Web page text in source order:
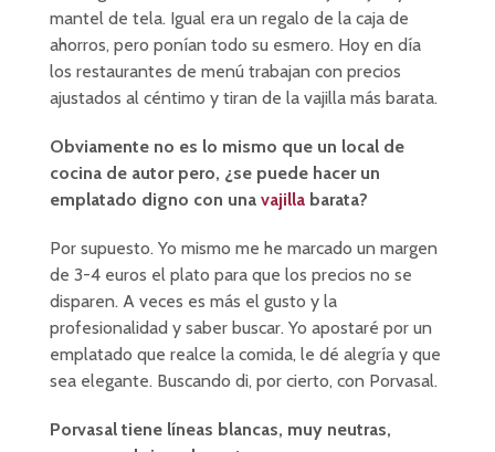
mantel de tela. Igual era un regalo de la caja de
ahorros, pero ponían todo su esmero. Hoy en día
los restaurantes de menú trabajan con precios
ajustados al céntimo y tiran de la vajilla más barata.
Obviamente no es lo mismo que un local de
cocina de autor pero, ¿se puede hacer un
emplatado digno con una vajillabarata?
Por supuesto. Yo mismo me he marcado un margen
de 3-4 euros el plato para que los precios no se
disparen. A veces es más el gusto y la
profesionalidad y saber buscar. Yo apostaré por un
emplatado que realce la comida, le dé alegría y que
sea elegante. Buscando di, por cierto, con Porvasal.
Porvasal tiene líneas blancas, muy neutras,